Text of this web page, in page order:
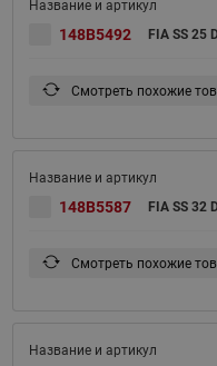
148B5492 FIA SS 25
Смотреть похожие
148B5587 FIA SS 32
Смотреть похожие